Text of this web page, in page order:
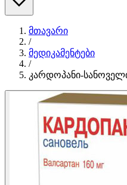
მთავარი
/
მედიკამენტები
/
კარდოპანი-